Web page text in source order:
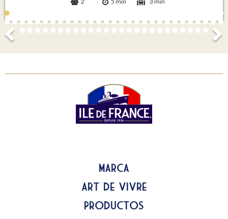
Marca
Art de Vivre
Productos